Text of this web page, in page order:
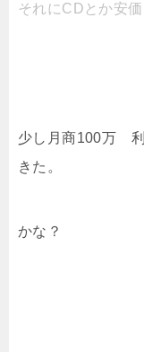
それにCDとか安
少し月商100万
きた。
かな？